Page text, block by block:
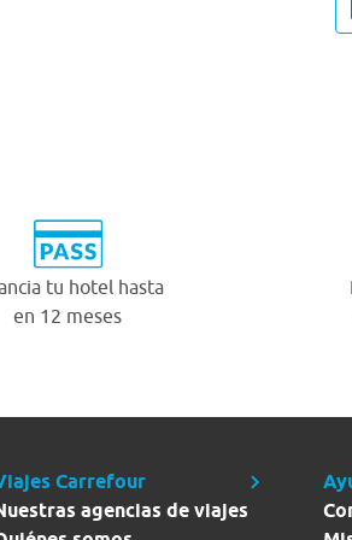
tu hotel hasta
en 12 meses
Carrefour
agencias de viajes